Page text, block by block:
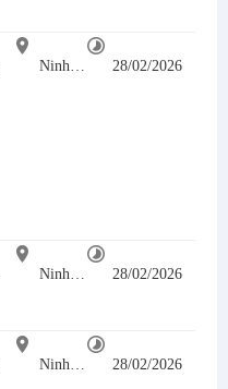
Ninh Bình 28/02/2026
Ninh Bình 28/02/2026
Ninh Bình 28/02/2026